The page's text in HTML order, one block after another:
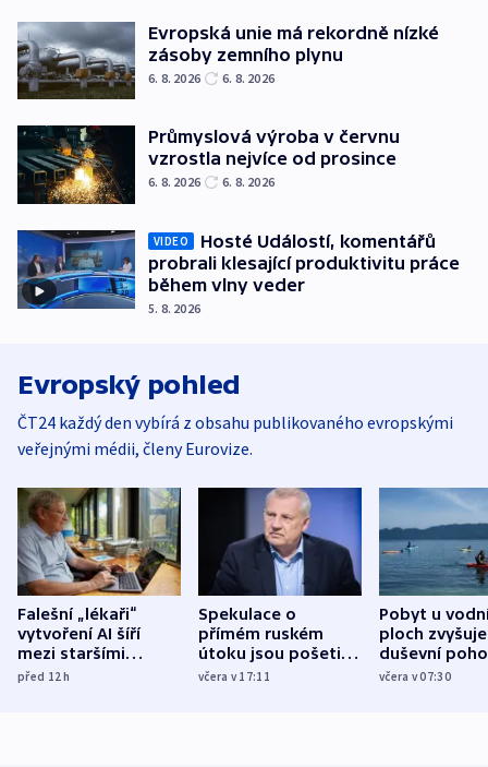
Evropská unie má rekordně nízké
zásoby zemního plynu
6. 8. 2026 6. 8. 2026
Průmyslová výroba v červnu
vzrostla nejvíce od prosince
6. 8. 2026 6. 8. 2026
VIDEO
Hosté Událostí, komentářů
probrali klesající produktivitu práce
během vlny veder
5. 8. 2026
Evropský pohled
ČT24 každý den vybírá z obsahu publikovaného evropskými
veřejnými médii, členy Eurovize.
Falešní „lékaři“
vytvoření AI šíří
mezi staršími
Poláky nebezpečné
před 12h
Spekulace o
přímém ruském
útoku jsou pošetilé,
míní estonský
včera v 17:11
Pobyt u
ploch zvyšuje
duševní
ukázala
včera v 07:30